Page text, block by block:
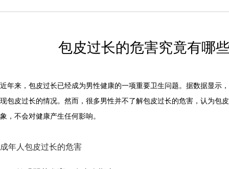
包皮过长的危害究竟有哪
近年来，包皮过长已经成为男性健康的一项重要卫生问题。据数据显示
现包皮过长的情况。然而，很多男性并不了解包皮过长的危害，认为包
象，不会对健康产生任何影响。
成年人包皮过长的危害